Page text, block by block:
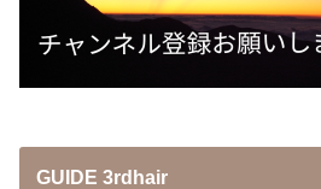
GUIDE 3rdhair